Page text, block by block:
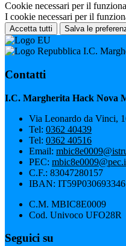
Cookie necessari per il
I cookie necessari per il
Accetta tutti Salva le
I.C.
Contatti
I.C. Margherita Hack Nova
Via Leonardo da Vinci,
Tel: 0362 40439
Tel: 0362 40516
Email:
PEC:
C.F.: 83047280157
IBAN:
C.M. MBIC8E0009
Cod. Univoco UFO28R
Seguici su